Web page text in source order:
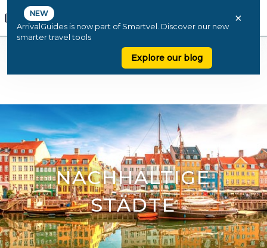
NEW
ArrivalGuides is now part of Smartvel. Discover our new
smarter travel tools
Explore our blog
×
NACHHALTIGE
STÄDTE